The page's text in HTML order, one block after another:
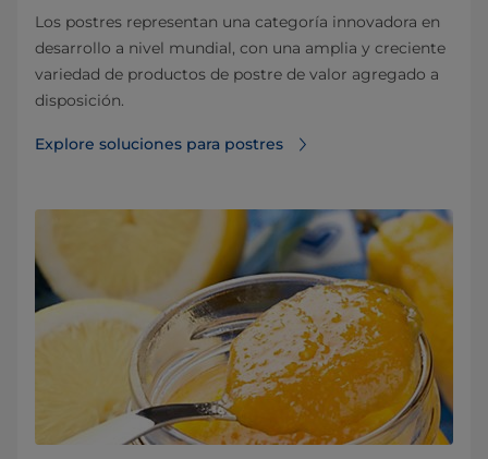
Los postres representan una categoría innovadora en
desarrollo a nivel mundial, con una amplia y creciente
variedad de productos de postre de valor agregado a
disposición.
Explore soluciones para postres